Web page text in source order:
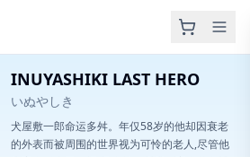
INUYASHIKI LAST HERO
いぬやしき
犬屋敷一郎命运多舛。年仅58岁的他却因衰老
的外表而被周围的世界视为可怜的老人,尽管他